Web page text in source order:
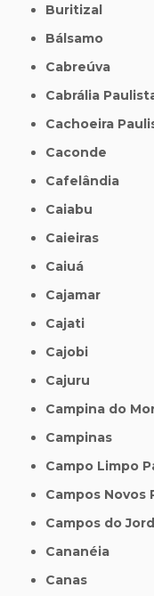
Buritizal
Bálsamo
Cabreúva
Cabrália
Cachoeira
Caconde
Cafelândia
Caiabu
Caieiras
Caiuá
Cajamar
Cajati
Cajobi
Cajuru
Campina do
Campinas
Campo Limpo
Campos
Campos do
Cananéia
Canas